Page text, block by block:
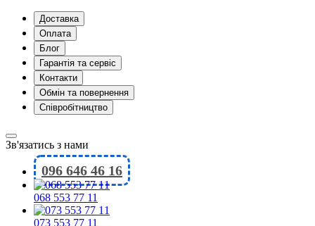
Доставка
Оплата
Блог
Гарантія та сервіс
Контакти
Обмін та повернення
Співробітництво
Зв'язатись з нами
096 646 46 16
068 553 77 11
073 553 77 11